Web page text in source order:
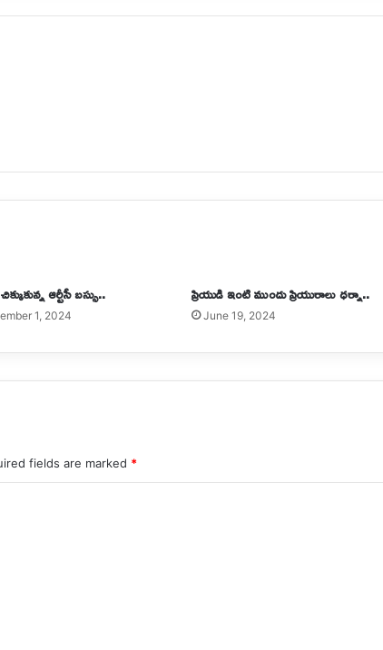
ఆర్టీసీ బస్సు..
1, 2024
ప్రియుడి ఇంటి ముందు ప్రియురాలు ధర్నా..
June 19, 2024
fields are marked *